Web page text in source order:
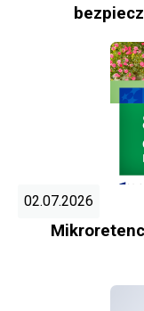
02.07.2026